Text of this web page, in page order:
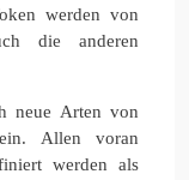
werden von
die anderen
neue Arten von
ein. Allen voran
werden als